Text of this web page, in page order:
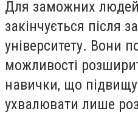
Для заможних людей
закінчується після
університету. Вони
можливості
навички, що
ухвалювати лише